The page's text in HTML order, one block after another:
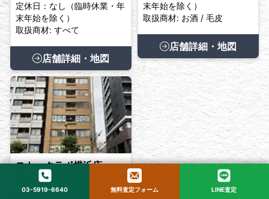
定休日：なし（臨時休業・年
末年始を除く）
取扱商材: すべて
店舗詳細・地図
末年始を除く）
取扱商材: お酒 / 毛皮
店舗詳細・地図
ストックラボ横浜店
現在、臨時休業中です。
03-5919-6640 無料査定フォーム LINE査定